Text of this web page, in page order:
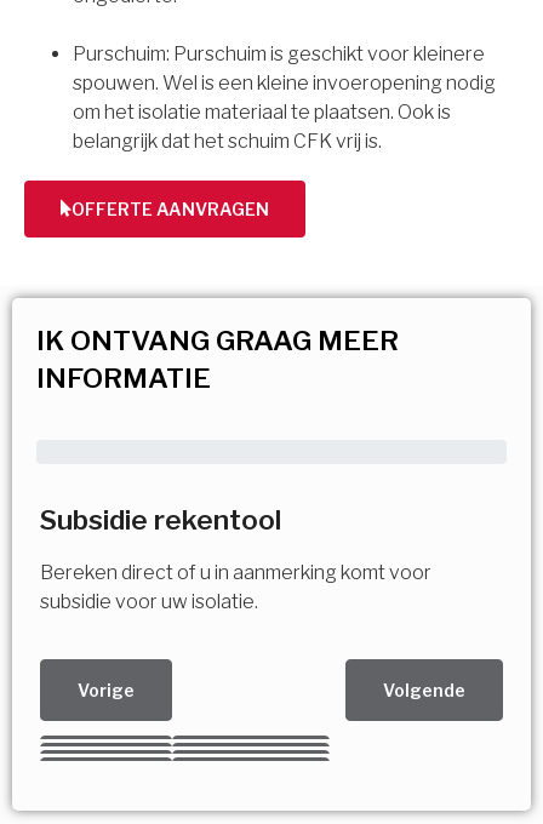
Purschuim: Purschuim is geschikt voor kleinere
spouwen. Wel is een kleine invoeropening nodig
om het isolatie materiaal te plaatsen. Ook is
belangrijk dat het schuim CFK vrij is.
OFFERTE AANVRAGEN
IK ONTVANG GRAAG MEER
INFORMATIE
Subsidie rekentool
Bereken direct of u in aanmerking komt voor
subsidie voor uw isolatie.
Vorige Volgende
Kies uw Isolatiemaatregel
Meerdere keuzes mogelijk
Vorige Volgende